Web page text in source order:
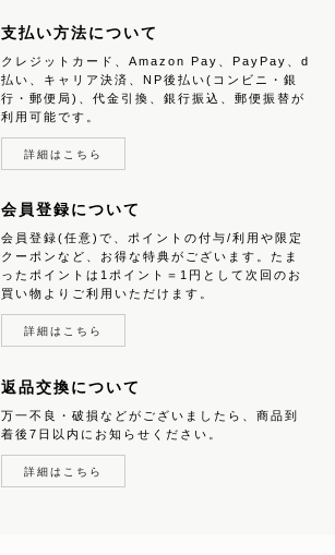
支払い方法について
クレジットカード、Amazon Pay、PayPay、d
払い、キャリア決済、NP後払い(コンビニ・銀
行・郵便局)、代金引換、銀行振込、郵便振替が
利用可能です。
詳細はこちら
会員登録について
会員登録(任意)で、ポイントの付与/利用や限定
クーポンなど、お得な特典がございます。たま
ったポイントは1ポイント＝1円として次回のお
買い物よりご利用いただけます。
詳細はこちら
返品交換について
万一不良・破損などがございましたら、商品到
着後7日以内にお知らせください。
詳細はこちら